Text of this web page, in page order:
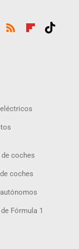
de coches
coches
Fórmula 1